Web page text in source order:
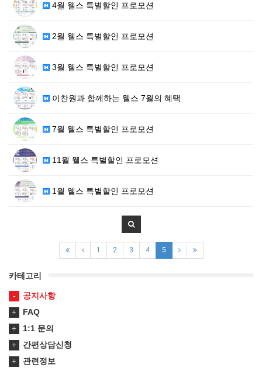
4월 웰스 특별할인 프로모션
2월 웰스 특별할인 프로모션
3월 웰스 특별할인 프로모션
이찬원과 함께하는 웰스 7월의 혜택
7월 웰스 특별할인 프로모션
11월 웰스 특별할인 프로모션
1월 웰스 특별할인 프로모션
1 2 3 4 5
카테고리
공지사항
FAQ
1:1 문의
간편상담신청
관련정보